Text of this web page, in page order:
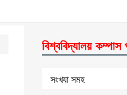
বিশ্ববিদ্যালয়